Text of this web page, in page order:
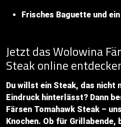
Frisches Baguette und
Jetzt das Wolowina
Steak online
Du willst ein Steak, das nicht
Eindruck hinterlässt? Dann
Färsen Tomahawk Steak –
Knochen. Ob für Grillabende,